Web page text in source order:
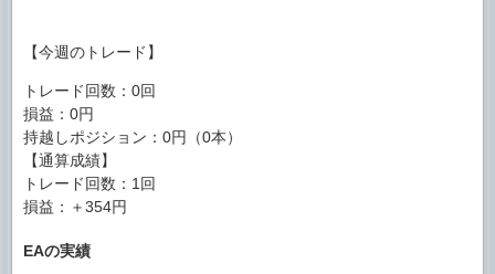
【今週のトレード】
トレード回数：0回
損益：0円
持越しポジション：0円（0本）
【通算成績】
トレード回数：1回
損益：＋354円
EAの実績